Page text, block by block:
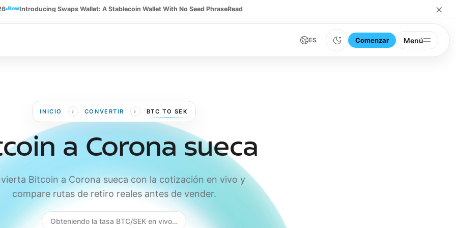
NewIntroducing Swaps Wallet: A Stablecoin Wallet With No Seed PhraseRead ×
ES Comenzar Menú
INICIO › CONVERTIR › BTC TO SEK
a Corona sueca
Bitcoin a Corona sueca con la cotización en vivo y
compare rutas de retiro reales antes de vender.
Obteniendo la tasa BTC/SEK en vivo…